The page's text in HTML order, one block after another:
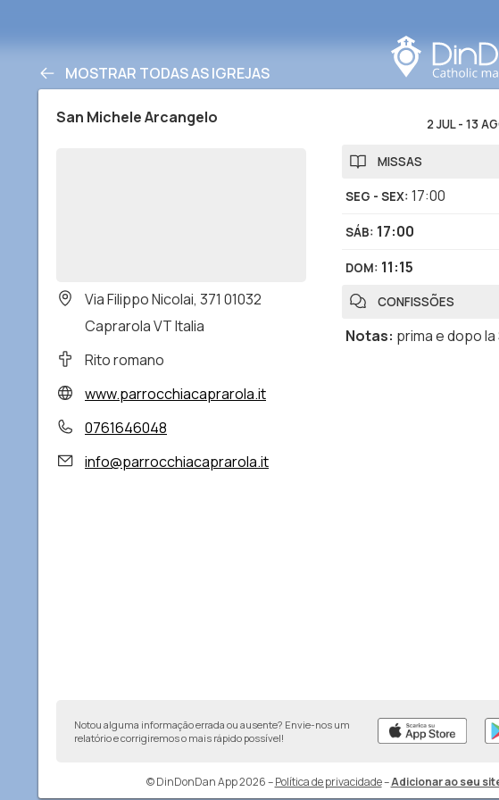
MOSTRAR TODAS AS IGREJAS
San Michele Arcangelo
Via Filippo Nicolai, 371 01032
Caprarola VT Italia
Rito romano
www.parrocchiacaprarola.it
0761646048
info@parrocchiacaprarola.it
2 JUL- 13
MISSAS
SEG - SEX: 17:00
SÁB: 17:00
DOM: 11:15
CONFISSÕES
Notas: prima e dopo
Notou alguma informação errada ou ausente? Envie-nos um
relatório e corrigiremos o mais rápido possível!
© DinDonDan App 2026– Política de privacidade–Adicionar ao seu